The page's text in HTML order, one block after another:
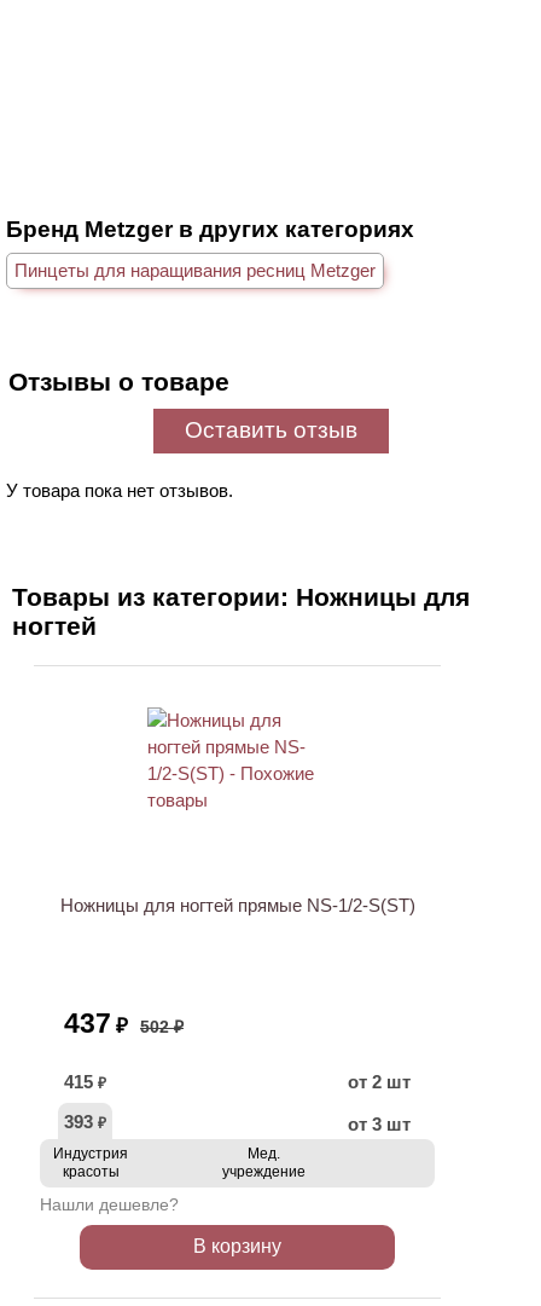
Бренд Metzger в других категориях
Пинцеты для наращивания ресниц Metzger
Отзывы о товаре
Оставить отзыв
У товара пока нет отзывов.
Товары из категории: Ножницы для
ногтей
Ножницы для ногтей прямые NS-1/2-S(ST)
437 ₽ 502 ₽
415 ₽
от 2 шт
393 ₽ от 3 шт
Индустрия
красоты
Мед.
учреждение
Нашли дешевле?
В корзину